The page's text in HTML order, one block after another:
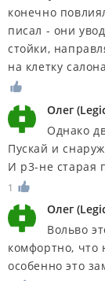
конечно
писал - они
стойки,
на клетку салона
Олег (
Однако
Пускай и
И р3-не старая
1
Олег (
Вольво
комфортно, что
особенно это